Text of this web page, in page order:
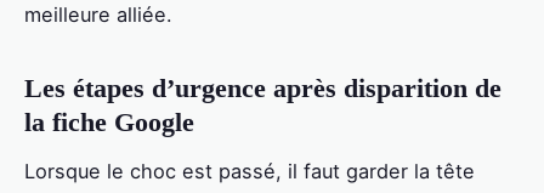
meilleure alliée.
Les étapes d’urgence après disparition de
la fiche Google
Lorsque le choc est passé, il faut garder la tête